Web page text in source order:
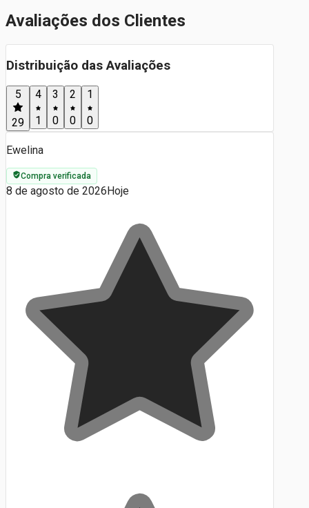
Avaliações dos Clientes
Distribuição das Avaliações
5
29
4
1
3
0
2
0
1
0
Ewelina
Compra verificada
8 de agosto de 2026 Hoje